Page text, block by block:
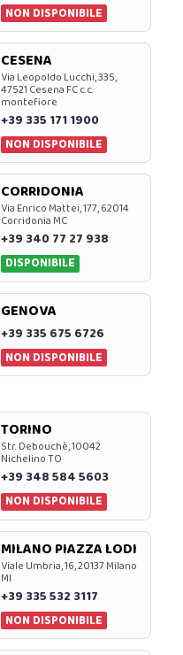
NON DISPONIBILE
CESENA
Via Leopoldo Lucchi, 335,
47521 Cesena FC c.c.
montefiore
+39 335 171 1900
NON DISPONIBILE
CORRIDONIA
Via Enrico Mattei, 177, 62014
Corridonia MC
+39 340 77 27 938
DISPONIBILE
GENOVA
+39 335 675 6726
NON DISPONIBILE
TORINO
Str. Debouchè, 10042
Nichelino TO
+39 348 584 5603
NON DISPONIBILE
MILANO PIAZZA LODI
Viale Umbria, 16, 20137 Milano
MI
+39 335 532 3117
NON DISPONIBILE